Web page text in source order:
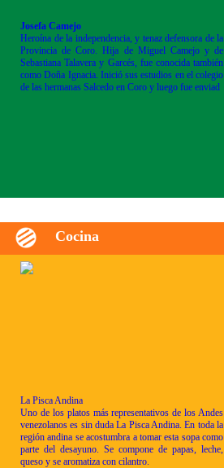
Josefa Camejo
Heroína de la independencia, y tenaz defensora de la
Provincia de Coro. Hija de Miguel Camejo y de
Sebastiana Talavera y Garcés, fue conocida también
como Doña Ignacia. Inició sus estudios en el colegio
de las hermanas Salcedo en Coro y luego fue enviad
Cocina
La Pisca Andina
Uno de los platos más representativos de los Andes
venezolanos es sin duda La Pisca Andina. En toda la
región andina se acostumbra a tomar esta sopa como
parte del desayuno. Se compone de papas, leche,
queso y se aromatiza con cilantro.